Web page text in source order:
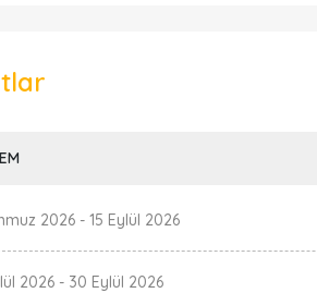
2026 - 15 Eylül 2026
2026 - 30 Eylül 2026